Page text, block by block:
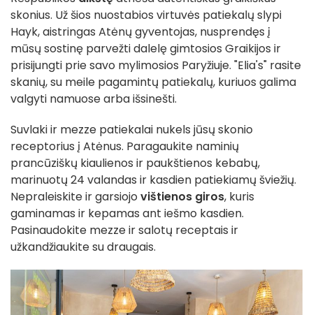
skonius. Už šios nuostabios virtuvės patiekalų slypi
Hayk, aistringas Atėnų gyventojas, nusprendęs į
mūsų sostinę parvežti dalelę gimtosios Graikijos ir
prisijungti prie savo mylimosios Paryžiuje. "Elia's" rasite
skanių, su meile pagamintų patiekalų, kuriuos galima
valgyti namuose arba išsinešti.
Suvlaki ir mezze patiekalai nukels jūsų skonio
receptorius į Atėnus. Paragaukite naminių
prancūziškų kiaulienos ir paukštienos kebabų,
marinuotų 24 valandas ir kasdien patiekiamų šviežių.
Nepraleiskite ir garsiojo vištienos giros, kuris
gaminamas ir kepamas ant iešmo kasdien.
Pasinaudokite mezze ir salotų receptais ir
užkandžiaukite su draugais.